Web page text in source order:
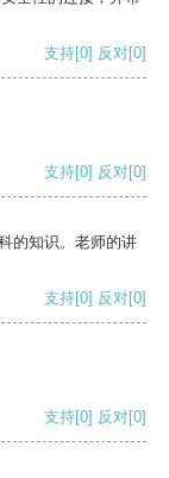
支持[0] 反对[0]
支持[0] 反对[0]
的知识。老师的讲
支持[0] 反对[0]
支持[0] 反对[0]